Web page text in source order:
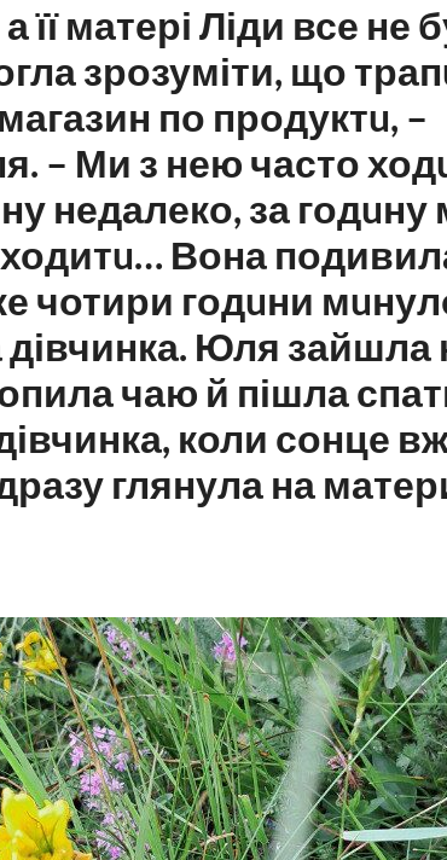
її матері Ліди все не
зрозуміти, що
по продуктu, –
– Ми з нею часто
недалеко, за
Вона
чотири годuни
Юля зайшла
чаю й пішла
коли сонце
глянула на